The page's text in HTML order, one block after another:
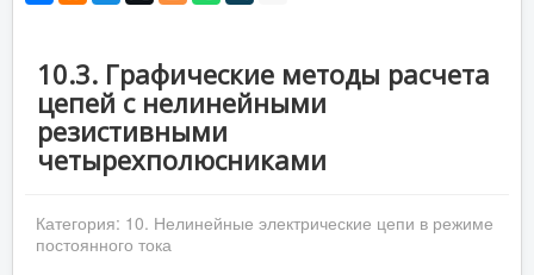
10.3. Графические методы расчета
цепей с нелинейными
резистивными
четырехполюсниками
Категория: 10. Нелинейные электрические цепи в режиме
постоянного тока